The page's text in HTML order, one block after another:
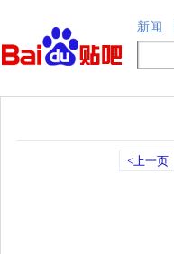
新闻
<上一页